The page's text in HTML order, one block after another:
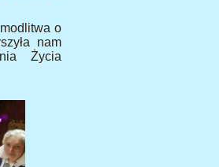
o
nam
Życia